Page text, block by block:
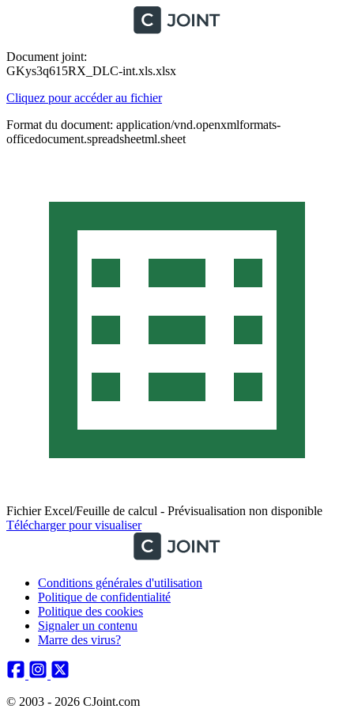
Document joint:
GKys3q615RX_DLC-int.xls.xlsx
Cliquez pour accéder au fichier
Format du document: application/vnd.openxmlformats-
officedocument.spreadsheetml.sheet
Fichier Excel/Feuille de calcul - Prévisualisation non disponible
Télécharger pour visualiser
Conditions générales d'utilisation
Politique de confidentialité
Politique des cookies
Signaler un contenu
Marre des virus?
© 2003 - 2026 CJoint.com